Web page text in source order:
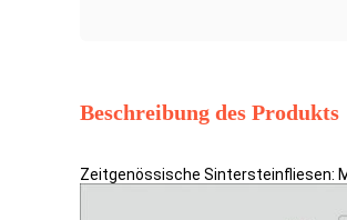
Beschreibung des Produkts
Zeitgenössische Sintersteinfliesen: